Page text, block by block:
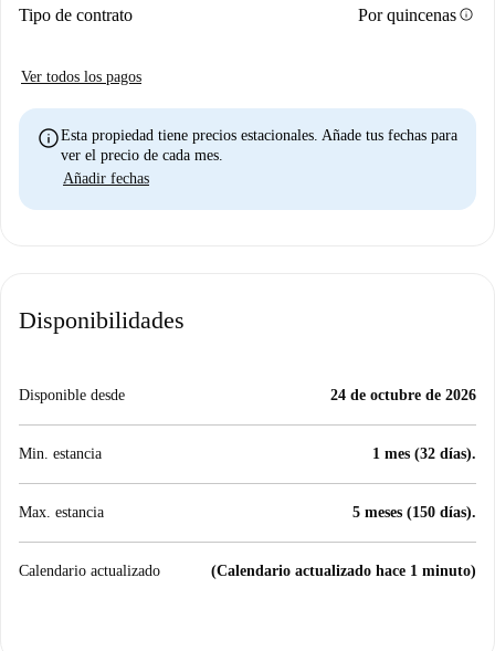
Tipo de contrato Por quincenasinfo
Ver todos los pagos
infoEsta propiedad tiene precios estacionales. Añade tus fechas para
ver el precio de cada mes.
Añadir fechas
Disponibilidades
Disponible desde 24 de octubre de 2026
Min. estancia 1 mes (32 días).
Max. estancia 5 meses (150 días).
Calendario actualizado (Calendario actualizado hace 1 minuto)